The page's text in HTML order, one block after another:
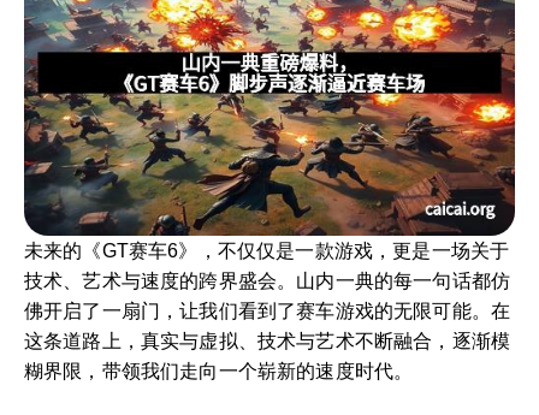
未来的《GT赛车6》，不仅仅是一款游戏，更是一场关于
技术、艺术与速度的跨界盛会。山内一典的每一句话都仿
佛开启了一扇门，让我们看到了赛车游戏的无限可能。在
这条道路上，真实与虚拟、技术与艺术不断融合，逐渐模
糊界限，带领我们走向一个崭新的速度时代。